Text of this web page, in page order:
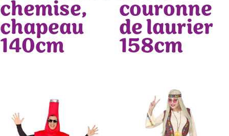
chemise,
chapeau
140cm
couronne
de laurier
158cm